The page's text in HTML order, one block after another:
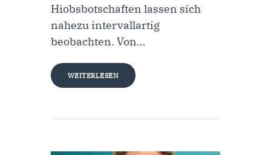
Hiobsbotschaften lassen sich
nahezu intervallartig
beobachten. Von…
WEITERLESEN